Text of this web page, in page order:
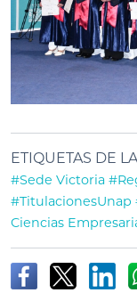
ETIQUETAS DE
#Sede Victoria
#TitulacionesUnap
Ciencias